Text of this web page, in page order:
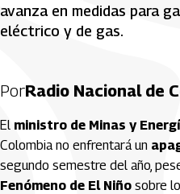
avanza en medidas para
eléctrico y de gas.
PorRadio Nacional de
El ministro de Minas y
Colombia no enfrentará un
segundo semestre del año,
Fenómeno de El Niño sobre